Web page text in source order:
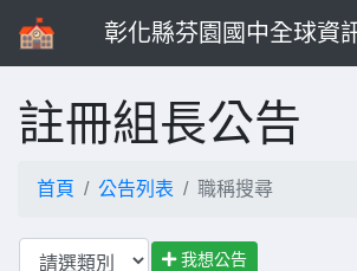
彰化縣芬園國中全球資
註冊組長公告
首頁 公告列表 職稱搜尋
我想公告